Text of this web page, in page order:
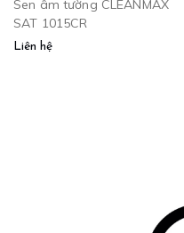
Sen âm tường CLEANMAX
SAT 1015CR
Liên hệ